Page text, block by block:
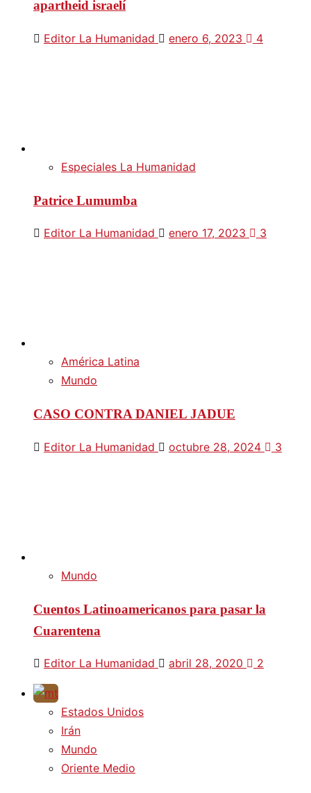
apartheid israelí
Editor La Humanidad enero 6, 2023 4
Especiales La Humanidad
Patrice Lumumba
Editor La Humanidad enero 17, 2023 3
América Latina
Mundo
CASO CONTRA DANIEL JADUE
Editor La Humanidad octubre 28, 2024 3
Mundo
Cuentos Latinoamericanos para pasar la
Cuarentena
Editor La Humanidad abril 28, 2020 2
Estados Unidos
Irán
Mundo
Oriente Medio